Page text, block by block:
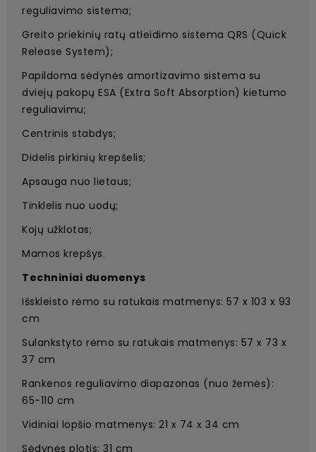
reguliavimo sistema;
Greito priekinių ratų atleidimo sistema QRS (Quick
Release System);
Papildoma sėdynės amortizavimo sistema su
dviejų pakopų ESA (Extra Soft Absorption) kietumo
reguliavimu;
Centrinis stabdys;
Didelis pirkinių krepšelis;
Apsauga nuo lietaus;
Tinklelis nuo uodų;
Kojų užklotas;
Mamos krepšys.
Techniniai duomenys
Išskleisto rėmo su ratukais matmenys: 57 x 103 x 93
cm
Sulankstyto rėmo su ratukais matmenys: 57 x 73 x
37 cm
Rankenos reguliavimo diapazonas (nuo žemės):
65-110 cm
Vidiniai lopšio matmenys: 21 x 74 x 34 cm
Sėdynės plotis: 31 cm